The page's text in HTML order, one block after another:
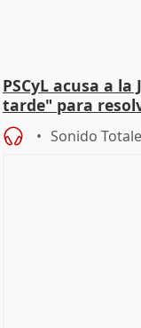
PSCyL acusa a
tarde" para
Sonido